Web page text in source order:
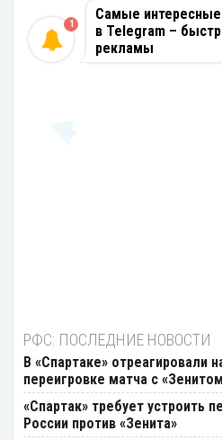
Самые интересные
в Telegram –
рекламы
1
РФС: ПОСЛЕДНИЕ НОВОСТИ
В «Спартаке» отреагировали
переигровке матча с
«Спартак» требует устроить
России против «Зенита»